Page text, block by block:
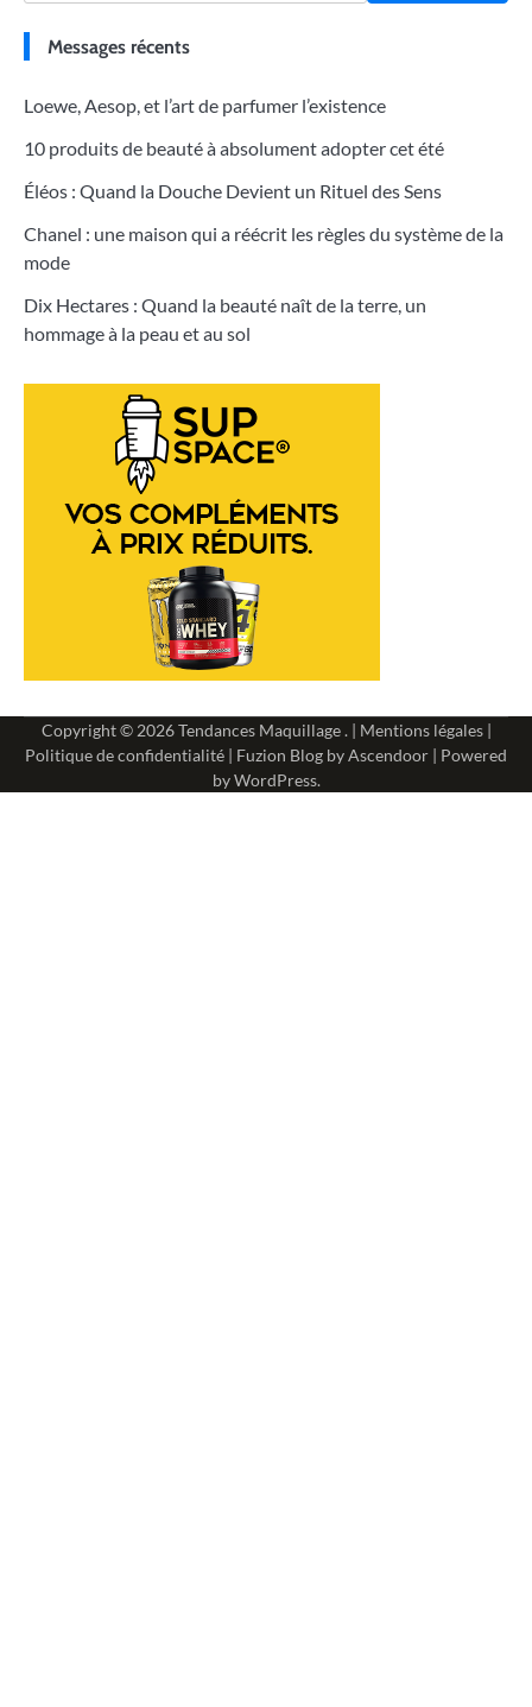
Messages récents
Loewe, Aesop, et l’art de parfumer l’existence
10 produits de beauté à absolument adopter cet été
Éléos : Quand la Douche Devient un Rituel des Sens
Chanel : une maison qui a réécrit les règles du système de la
mode
Dix Hectares : Quand la beauté naît de la terre, un
hommage à la peau et au sol
Copyright © 2026Tendances Maquillage. | Mentions légales|
Politique de confidentialité | Fuzion Blog byAscendoor | Powered
byWordPress.